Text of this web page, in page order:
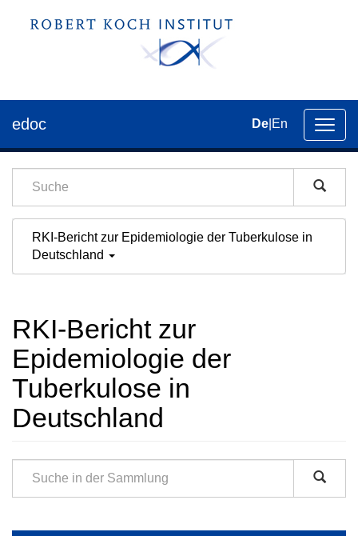
der
edoc De En
RKI-Bericht zur Epidemiologie der Tuberkulose in
Deutschland
RKI-Bericht zur
Epidemiologie der
Tuberkulose in
Deutschland